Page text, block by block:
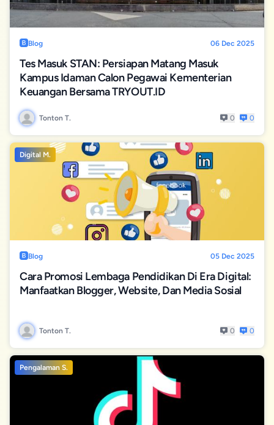
Blog 06 Dec 2025
Tes Masuk STAN: Persiapan Matang Masuk
Kampus Idaman Calon Pegawai Kementerian
Keuangan Bersama TRYOUT.ID
Tonton T. 0 0
Digital M.
Blog 05 Dec 2025
Cara Promosi Lembaga Pendidikan Di Era Digital:
Manfaatkan Blogger, Website, Dan Media Sosial
Tonton T. 0 0
Pengalaman S.